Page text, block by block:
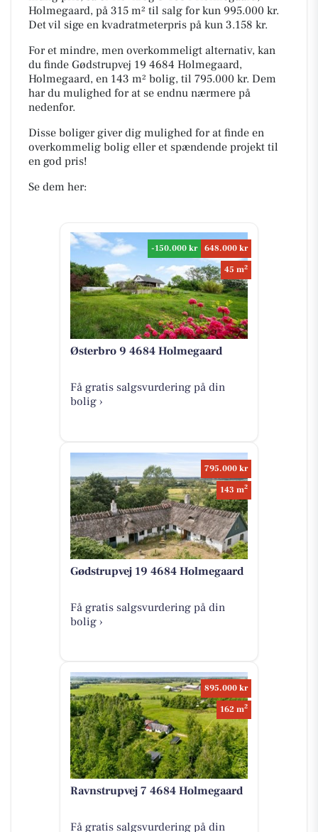
Holmegaard, på 315 m² til salg for kun 995.000 kr.
Det vil sige en kvadratmeterpris på kun 3.158 kr.
For et mindre, men overkommeligt alternativ, kan
du finde Gødstrupvej 19 4684 Holmegaard,
Holmegaard, en 143 m² bolig, til 795.000 kr. Dem
har du mulighed for at se endnu nærmere på
nedenfor.
Disse boliger giver dig mulighed for at finde en
overkommelig bolig eller et spændende projekt til
en god pris!
Se dem her:
-150.000 kr
648.000 kr
45 m2
Østerbro 9 4684 Holmegaard
Få gratis salgsvurdering på din
bolig ›
795.000 kr
143 m2
Gødstrupvej 19 4684 Holmegaard
Få gratis salgsvurdering på din
bolig ›
895.000 kr
162 m2
Ravnstrupvej 7 4684 Holmegaard
Få gratis salgsvurdering på din